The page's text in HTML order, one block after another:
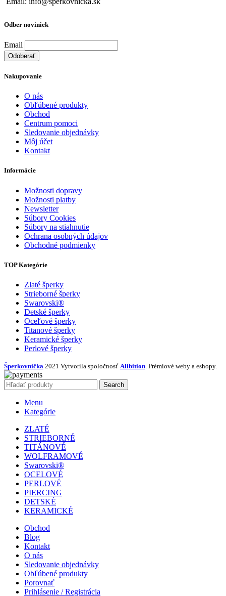
Odber noviniek
Email
Nakupovanie
O nás
Obľúbené produkty
Obchod
Centrum pomoci
Sledovanie objednávky
Môj účet
Kontakt
Informácie
Možnosti dopravy
Možnosti platby
Newsletter
Súbory Cookies
Súbory na stiahnutie
Ochrana osobných údajov
Obchodné podmienky
TOP Kategórie
Zlaté šperky
Strieborné šperky
Swarovski®
Detské šperky
Oceľové šperky
Titanové šperky
Keramické šperky
Perlové šperky
Šperkovnička 2021 Vytvorila spoločnosť Alibition . Prémiové weby a eshopy.
Search
Menu
Kategórie
ZLATÉ
STRIEBORNÉ
TITÁNOVÉ
WOLFRAMOVÉ
Swarovski®
OCELOVÉ
PERLOVÉ
PIERCING
DETSKÉ
KERAMICKÉ
Obchod
Blog
Kontakt
O nás
Sledovanie objednávky
Obľúbené produkty
Porovnať
Prihlásenie / Registrácia